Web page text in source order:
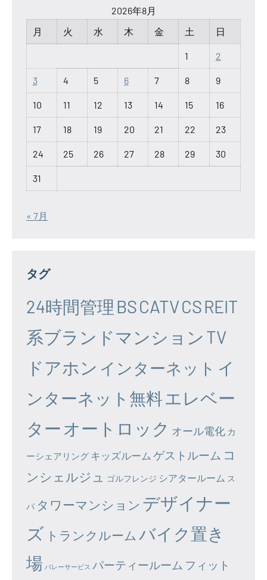
2026年8月
月
火 水 木 金 土 日
1 2
3 4 5 6 7 8 9
10 11 12 13 14 15 16
17 18 19 20 21 22 23
24 25 26 27 28 29 30
31
« 7月
タグ
24時間管理 BSCATVCSREIT
系ブランドマンション TV
ドアホン インターネット イ
ンターネット無料エレベー
ター オートロック オール電化 カ
ーシェアリング キッズルーム ゲストルーム コ
ンシェルジュ
ゴルフレンジ シアタールーム ス
パ タワーマンション デザイナー
ズ トランクルーム バイク置き
場 バレーサービス パーティールーム フィット